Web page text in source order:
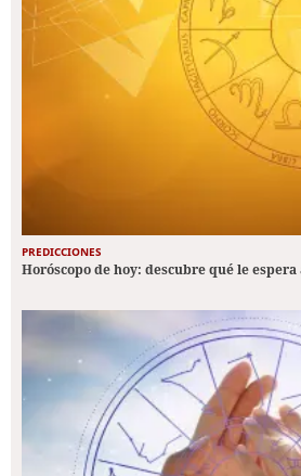
PREDICCIONES
Horóscopo de hoy: descubre qué le